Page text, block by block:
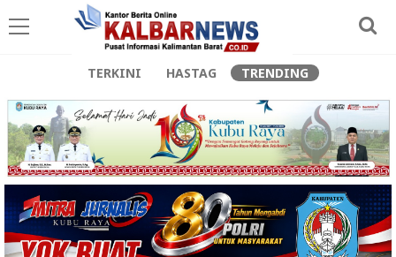
TERKINI HASTAG TRENDING